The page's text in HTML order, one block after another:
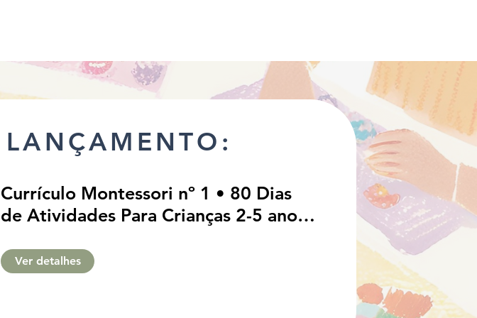
Currículo Montessori nº 1 • 80 Dias
de Atividades Para Crianças 2-5 anos
de 16 Semanas Educacionais em
Ver detalhes
LANÇAMENTO: